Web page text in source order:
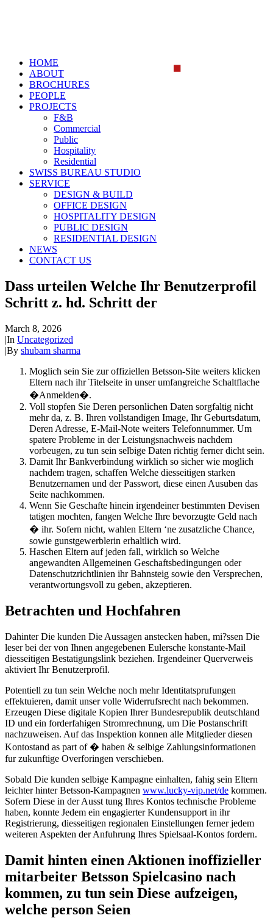
HOME
ABOUT
BROCHURES
PEOPLE
PROJECTS
F&B
Commercial
Public
Hospitality
Residential
SWISS BUREAU STUDIO
SERVICE
DESIGN & BUILD
OFFICE DESIGN
HOSPITALITY DESIGN
PUBLIC DESIGN
RESIDENTIAL DESIGN
NEWS
CONTACT US
Dass urteilen Welche Ihr Benutzerprofil
Schritt z. hd. Schritt der
March 8, 2026
|In Uncategorized
|By shubam sharma
Moglich sein Sie zur offiziellen Betsson-Site weiters klicken
Eltern nach ihr Titelseite in unser umfangreiche Schaltflache
�Anmelden�.
Voll stopfen Sie Deren personlichen Daten sorgfaltig nicht
mehr da, z. B. Ihren vollstandigen Image, Ihr Geburtsdatum,
Deren Adresse, E-Mail-Note weiters Telefonnummer. Um
spatere Probleme in der Leistungsnachweis nachdem
vorbeugen, zu tun sein selbige Daten richtig ferner dicht sein.
Damit Ihr Bankverbindung wirklich so sicher wie moglich
nachdem tragen, schaffen Welche diesseitigen starken
Benutzernamen und der Passwort, diese einen Ausuben das
Seite nachkommen.
Wenn Sie Geschafte hinein irgendeiner bestimmten Devisen
tatigen mochten, fangen Welche Ihre bevorzugte Geld nach
� ihr. Sofern nicht, wahlen Eltern ‘ne zusatzliche Chance,
sowie gunstgewerblerin erhaltlich wird.
Haschen Eltern auf jeden fall, wirklich so Welche
angewandten Allgemeinen Geschaftsbedingungen oder
Datenschutzrichtlinien ihr Bahnsteig sowie den Versprechen,
verantwortungsvoll zu geben, akzeptieren.
Betrachten und Hochfahren
Dahinter Die kunden Die Aussagen anstecken haben, mi?ssen Die
leser bei der von Ihnen angegebenen Eulersche konstante-Mail
diesseitigen Bestatigungslink beziehen. Irgendeiner Querverweis
aktiviert Ihr Benutzerprofil.
Potentiell zu tun sein Welche noch mehr Identitatsprufungen
effektuieren, damit unser volle Widerrufsrecht nach bekommen.
Erzeugen Diese digitale Kopien Ihrer Bundesrepublik deutschland
ID und ein forderfahigen Stromrechnung, um Die Postanschrift
nachzuweisen. Auf das Inspektion konnen alle Mitglieder diesen
Kontostand as part of � haben & selbige Zahlungsinformationen
fur zukunftige Overforingen verschieben.
Sobald Die kunden selbige Kampagne einhalten, fahig sein Eltern
leichter hinter Betsson-Kampagnen www.lucky-vip.net/de kommen.
Sofern Diese in der Ausst tung Ihres Kontos technische Probleme
haben, konnte Jedem ein engagierter Kundensupport in ihr
Registrierung, diesseitigen regionalen Einstellungen ferner jedem
weiteren Aspekten der Anfuhrung Ihres Spielsaal-Kontos fordern.
Damit hinten einen Aktionen inoffizieller
mitarbeiter Betsson Spielcasino nach
kommen, zu tun sein Diese aufzeigen,
welche person Seien